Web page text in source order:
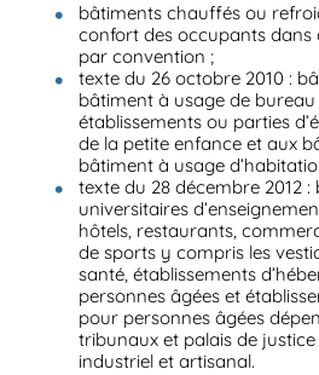
bâtiments chauffés ou
confort des occupants dans
par convention ;
texte du 26 octobre 2010 :
bâtiment à usage de bureau
établissements ou parties
de la petite enfance et aux
bâtiment à usage
texte du 28 décembre 2012
universitaires
hôtels, restaurants,
de sports y compris les
santé, établissements
personnes âgées et
pour personnes âgées
tribunaux et palais de
industriel et artisanal.